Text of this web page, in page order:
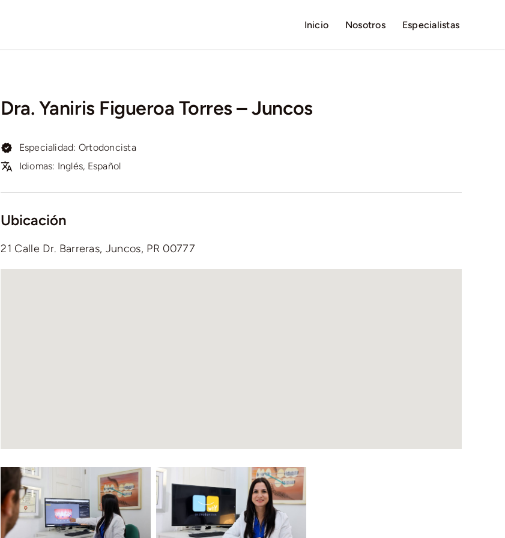
Inicio Nosotros Especialistas
Dra. Yaniris Figueroa Torres – Juncos
Especialidad: Ortodoncista
Idiomas: Inglés, Español
Ubicación
21 Calle Dr. Barreras, Juncos, PR 00777